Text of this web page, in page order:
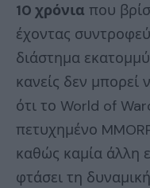
10 χρόνια που
έχοντας
διάστημα
κανείς δεν μπορεί
ότι το World of
πετυχημένο
καθώς καμία άλλη
φτάσει τη